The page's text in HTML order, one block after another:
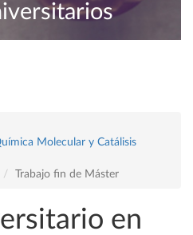
Molecular y Catálisis
Trabajo fin de Máster
en